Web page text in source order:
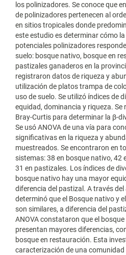
los polinizadores. Se conoce que
de polinizadores pertenecen al
en sitios tropicales donde
este estudio es determinar cómo
potenciales polinizadores
suelo: bosque nativo, bosque en
pastizales ganaderos en la
registraron datos de riqueza y
utilización de platos trampa de
uso de suelo. Se utilizó índices de
equidad, dominancia y riqueza. Se
Bray-Curtis para determinar la β-
Se usó ANOVA de una vía para
significativas en la riqueza y
muestreados. Se encontraron en
sistemas: 38 en bosque nativo, 42
31 en pastizales. Los índices de
bosque nativo hay una mayor
diferencia del pastizal. A través del
determinó que el Bosque nativo y
son similares, a diferencia del
ANOVA constataron que el
presentan mayores diferencias,
bosque en restauración. Esta
caracterización de una